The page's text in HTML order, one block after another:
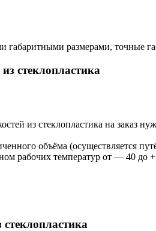
размерами, точные
стеклопластика
из стеклопластика на заказ
объёма (осуществляется
рабочих температур от — 40 до